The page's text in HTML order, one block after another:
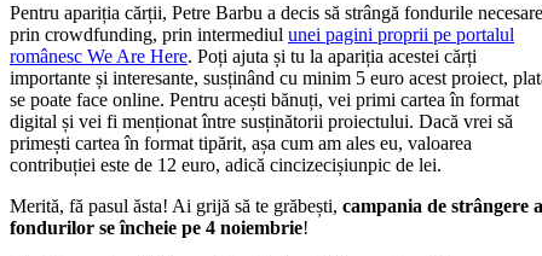
Pentru apariția cărții, Petre Barbu a decis să strângă fondurile necesare
prin crowdfunding, prin intermediul unei pagini proprii pe portalul
românesc We Are Here. Poți ajuta și tu la apariția acestei cărți
importante și interesante, susținând cu minim 5 euro acest proiect,
se poate face online. Pentru acești bănuți, vei primi cartea în format
digital și vei fi menționat între susținătorii proiectului. Dacă vrei să
primești cartea în format tipărit, așa cum am ales eu, valoarea
contribuției este de 12 euro, adică cincizecișiunpic de lei.
Merită, fă pasul ăsta! Ai grijă să te grăbești, campania de strângere a
fondurilor se încheie pe 4 noiembrie!